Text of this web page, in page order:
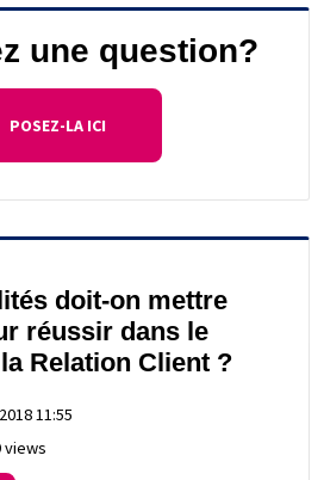
une question?
POSEZ-LA ICI
doit-on mettre
réussir dans le
Relation Client ?
11:55
views